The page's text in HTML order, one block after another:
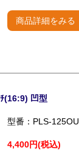
商品詳細をみる
(16:9) 凹型
型番：PLS-125OU
4,400円(税込)